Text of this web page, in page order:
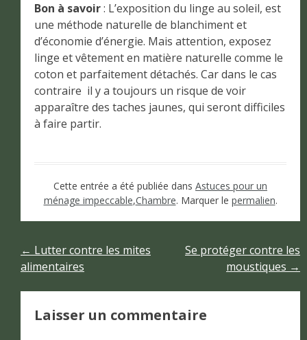
Bon à savoir: L’exposition du linge au soleil, est
une méthode naturelle de blanchiment et
d’économie d’énergie. Mais attention, exposez
linge et vêtement en matière naturelle comme le
coton et parfaitement détachés. Car dans le cas
contraire il y a toujours un risque de voir
apparaître des taches jaunes, qui seront difficiles
à faire partir.
Cette entrée a été publiée dans Astuces pour un
ménage impeccable,Chambre. Marquer le permalien.
Navigation
de
l’article
← Lutter contre les mites
alimentaires
Se protéger contre les
moustiques →
Laisser un commentaire